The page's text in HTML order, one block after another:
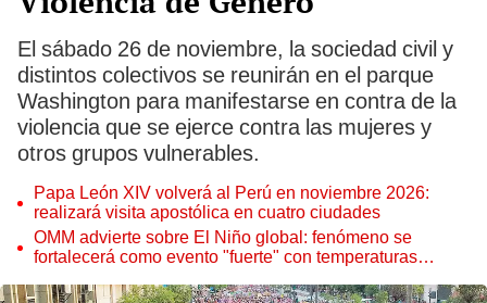
El sábado 26 de noviembre, la sociedad civil y
distintos colectivos se reunirán en el parque
Washington para manifestarse en contra de la
violencia que se ejerce contra las mujeres y
otros grupos vulnerables.
Papa León XIV volverá al Perú en noviembre 2026:
realizará visita apostólica en cuatro ciudades
OMM advierte sobre El Niño global: fenómeno se
fortalecerá como evento "fuerte" con temperaturas